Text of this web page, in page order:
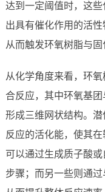
达到一定阈值时，这
出具有催化作用的活性
从而触发环氧树脂与固
从化学角度来看，环
合反应，其中环氧基团
形成三维网状结构。
反应的活化能，使其
可以通过生成质子酸
步骤；而另一些则通过